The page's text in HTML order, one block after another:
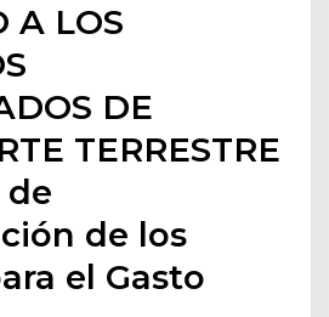
A LOS
DE
TERRESTRE
de
de los
el Gasto